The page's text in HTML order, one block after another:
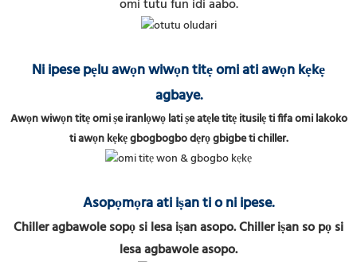
omi tutu fun idi aabo.
Ni ipese pẹlu awọn wiwọn titẹ omi ati awọn kẹkẹ
agbaye.
Awọn wiwọn titẹ omi ṣe iranlọwọ lati ṣe atẹle titẹ itusilẹ ti fifa omi lakoko
ti awọn kẹkẹ gbogbogbo dẹrọ gbigbe ti chiller.
Asopọmọra ati iṣan ti o ni ipese.
Chiller agbawole sopọ si lesa iṣan asopo. Chiller iṣan so pọ si
lesa agbawole asopo.